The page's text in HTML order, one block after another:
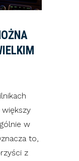
w
to,
z